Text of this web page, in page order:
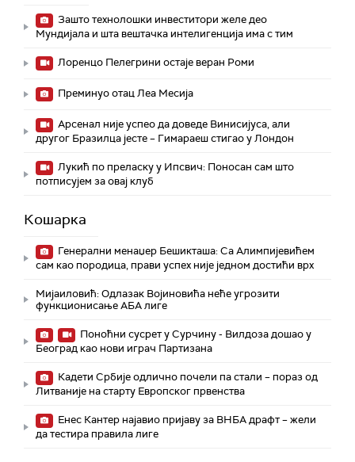
Зашто технолошки инвеститори желе део
Мундијала и шта вештачка интелигенција има с тим
Лоренцо Пелегрини остаје веран Роми
Преминуо отац Леа Месија
Арсенал није успео да доведе Винисијуса, али
другог Бразилца јесте – Гимараеш стигао у Лондон
Лукић по преласку у Ипсвич: Поносан сам што
потписујем за овај клуб
Кошарка
Генерални менаџер Бешикташа: Са Алимпијевићем
сам као породица, прави успех није једном достићи врх
Мијаиловић: Одлазак Војиновића неће угрозити
функционисање АБА лиге
Поноћни сусрет у Сурчину - Вилдоза дошао у
Београд као нови играч Партизана
Кадети Србије одлично почели па стали – пораз од
Литваније на старту Европског првенства
Енес Кантер најавио пријаву за ВНБА драфт – жели
да тестира правила лиге